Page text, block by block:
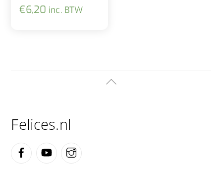
€6,20 inc. BTW
Back
Felices.nl
FacebookYouTube